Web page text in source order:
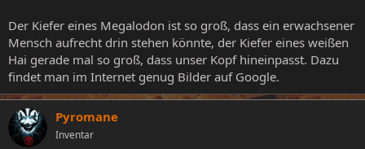
Der Kiefer eines Megalodon ist so groß, dass ein erwachsener
Mensch aufrecht drin stehen könnte, der Kiefer eines weißen
Hai gerade mal so groß, dass unser Kopf hineinpasst. Dazu
findet man im Internet genug Bilder auf Google.
Pyromane
Inventar